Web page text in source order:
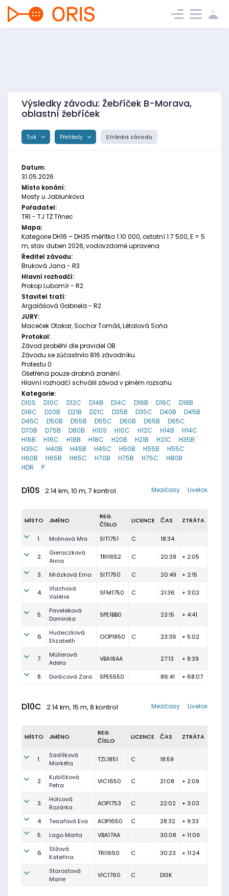
Výsledky závodu: Žebříček B-Morava,
oblastní žebříček
Tisk Přehledy Stránka závodu
Datum:
31.05.2026
Místo konání:
Mosty u Jablunkova
Pořadatel:
TRI - TJ TŽ Třinec
Mapa:
Kategorie DH16 – DH35 měřítko 1:10 000, ostatní 1:7 500, E = 5
m, stav duben 2026, vodovzdorně upravena
Ředitel závodu:
Bruková Jana - R3
Hlavní rozhodčí:
Prokop Lubomír - R2
Stavitel tratí:
Argalášová Gabriela - R2
JURY:
Maceček Otakar, Sochor Tomáš, Létalová Soňa
Protokol:
Závod proběhl dle pravidel OB.
Závodu se zúčastnilo 816 závodníku.
Protestu 0
Ošetřena pouze drobná zranění.
Hlavní rozhodčí schválil závod v plném rozsahu
Kategorie:
D10S
D10C D12C D14B D14C D16B D16C
D18B
D18C
D20B D21B D21C D35B D35C D40B
D45B
D45C
D50B D55B D55C D60B D65B
D65C
D70B
D75B D80B H10S H10C H12C H14B
H14C
H16B
H16C H18B H18C H20B H21B H21C
H35B
H35C
H40B H45B H45C H50B H55B
H55C
H60B
H65B H65C H70B H75B H75C
H80B
HDR
P
D10S 2.14 km, 10 m, 7 kontrol Livelox
Mezičasy
MÍSTO JMÉNO
REG.
ČÍSLO
LICENCE ČAS ZTRÁTA
1. Molinová Mia SIT1751 C 18:34
2.
Gieraczková
Anna
TRI1652 C 20:39 + 2:05
3. Mrázková Ema SIT1750 C 20:49 + 2:15
4.
Vlachová
Valérie
SFM1750 C 21:36 + 3:02
5.
Paveleková
Dominika
SPE1BB0 23:15 + 4:41
6.
Hudeczková
Elizabeth
OOP1850 C 23:36 + 5:02
7.
Müllerová
Adela
VBA18AA 27:13 + 8:39
8. Doršicová Zora SPE5550 86:41 + 68:07
D10C 2.14 km, 15 m, 8 kontrol Livelox
Mezičasy
MÍSTO JMÉNO
REG.
ČÍSLO
LICENCE ČAS ZTRÁTA
1.
Sadílková
Markéta
TZL1851 C 18:59
2.
Kubíčková
Petra
VIC1650 C 21:08 + 2:09
3.
Holcová
Rozárka
AOP1753 C 22:02 + 3:03
4. Tesařová Eva AOP1650 C 28:32
+ 9:33
5.
Lago Marta VBA17AA 30:08 + 11:09
6.
Sližová
Kateřina
TRI1650 C 30:23 + 11:24
Starostová
Marie
VIC1760 C DISK